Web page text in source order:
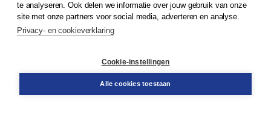
Klantenservice
Service & informatie
Contact
te analyseren. Ook delen we informatie over jouw gebruik van onze
site met onze partners voor social media, adverteren en analyse.
Privacy- en cookieverklaring
Cookie-instellingen
Alle cookies toestaan